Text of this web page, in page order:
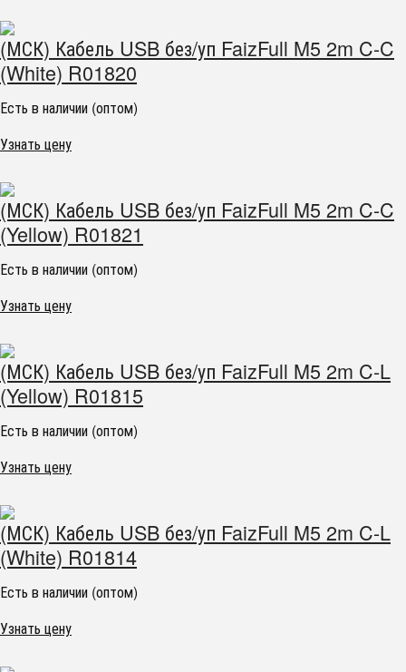
(МСК) Кабель USB без/уп FaizFull M5 2m C-C
(White) R01820
Есть в наличии (оптом)
Узнать цену
(МСК) Кабель USB без/уп FaizFull M5 2m C-C
(Yellow) R01821
Есть в наличии (оптом)
Узнать цену
(МСК) Кабель USB без/уп FaizFull M5 2m C-L
(Yellow) R01815
Есть в наличии (оптом)
Узнать цену
(МСК) Кабель USB без/уп FaizFull M5 2m C-L
(White) R01814
Есть в наличии (оптом)
Узнать цену